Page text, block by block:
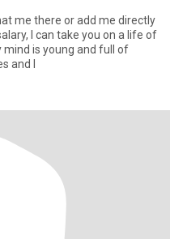
me there or add me directly
mind is young and full of
and l